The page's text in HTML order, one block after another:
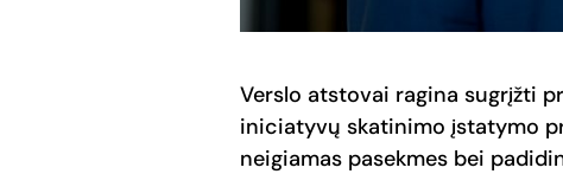
Verslo atstovai ragina sugrįžti
iniciatyvų skatinimo įstatymo
neigiamas pasekmes bei